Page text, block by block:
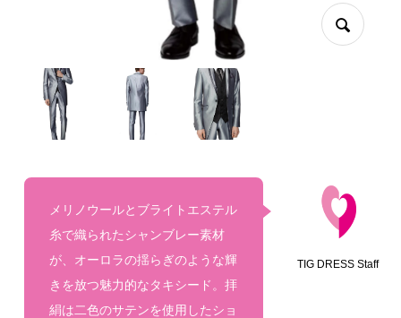
TIG DRESS Staff
メリノウールとブライトエステル
糸で織られたシャンブレー素材
が、オーロラの揺らぎのような輝
きを放つ魅力的なタキシード。拝
絹は二色のサテンを使用したショ